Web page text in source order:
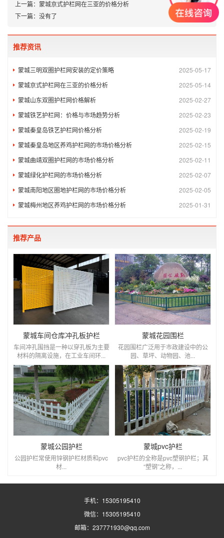
上一篇： 蒙城京式护栏网在三亚的价格分析
下一篇： 没有了
推荐资讯
2025-05-17
蒙城三明双圈护栏网安装的定价策略
2025-05-14
蒙城京式护栏网在三亚的价格分析
2025-02-27
蒙城山东双圈护栏网价格解析
2025-02-23
蒙城铁艺护栏网：价格与市场趋势分析
2025-02-19
蒙城秦皇岛铁艺护栏网价格分析
2025-02-15
蒙城秦皇岛地区养鸡护栏网的市场价格分析
2025-02-11
蒙城曲靖双圈护栏网的市场价格分析
2025-02-07
蒙城绿化护栏网的市场价格分析
2025-02-05
蒙城南阳地区圈地护栏网的市场价格分析
2025-01-31
蒙城梅州地区养鸡护栏网的市场价格分析
推荐产品
蒙城车间仓库冲孔板护栏
车间冲孔围挡是一种以穿孔板为主要
材料的隔离设施，在工业车间环...
蒙城花园围栏
花园围栏广泛用于市政建设中的公
园、草坪、动物园、池...
蒙城公园护栏
公园护栏常使用锌钢护栏材质和pvc
材...
蒙城pvc护栏
pvc护栏的全称是pvc塑钢护栏；其
“塑钢”之称，...
手机：15305195410
微信：15305195410
邮箱：237771930@qq.com